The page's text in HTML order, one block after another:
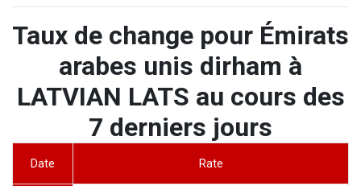
Taux de change pour Émirats
arabes unis dirham à
LATVIAN LATS au cours des
7 derniers jours
Date Rate